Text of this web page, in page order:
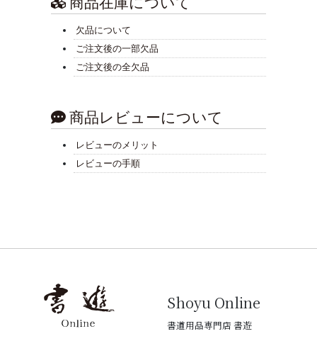
欠品について
ご注文後の一部欠品
ご注文後の全欠品
商品レビューについて
レビューのメリット
レビューの手順
Shoyu Online
書道用品専門店 書遊